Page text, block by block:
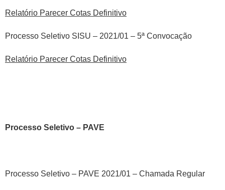
Relatório Parecer Cotas Definitivo
Processo Seletivo SISU – 2021/01 – 5ª Convocação
Relatório Parecer Cotas Definitivo
Processo Seletivo – PAVE
Processo Seletivo – PAVE 2021/01 – Chamada Regular